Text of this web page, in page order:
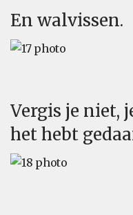
En walvissen.
Vergis je niet,
het hebt